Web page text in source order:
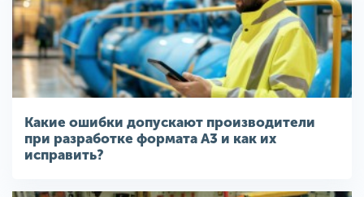
Какие ошибки допускают производители
при разработке формата A3 и как их
исправить?